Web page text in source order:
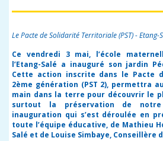
Le Pacte de Solidarité Territoriale(PST) - Etang-
Ce vendredi 3 mai, l’école
l’Etang-Salé a inauguré son jardin
Cette action inscrite dans le Pacte
2ème génération (PST 2), permettra
main dans la terre pour découvrir le
surtout la préservation de notre
inauguration qui s’est déroulée en
toute l’équipe éducative, de Mathieu
Salé et de Louise Simbaye, Conseillère